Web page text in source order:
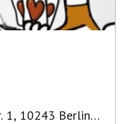
1, 10243 Berlin-